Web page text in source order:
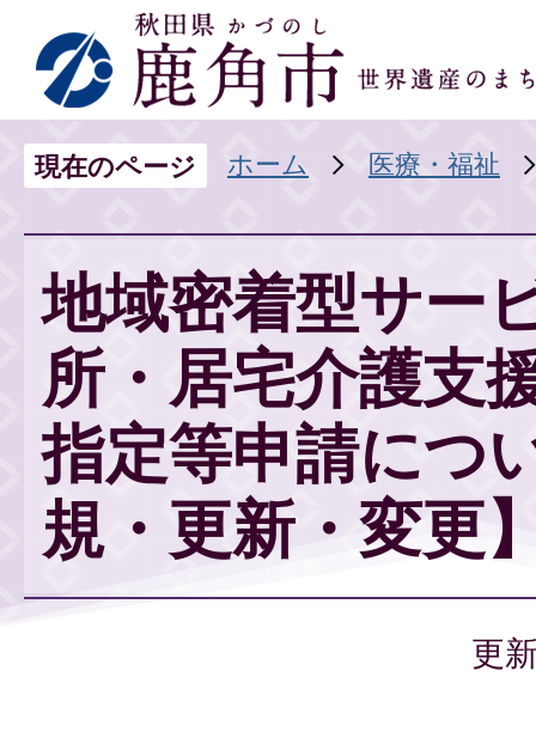
現在のページ ホーム 医療・福祉
地域密着型サー
所・居宅介護支
指定等申請につ
規・更新・変更
更